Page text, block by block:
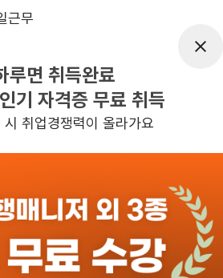
근무
: 일일3시간, 주5일, 구체적인 시간
신과 협의, 주 5일 근무
일자리정보 더보기
이내의 일자리 확인하기
루면 취득완료
기 자격증 무료 취득
취업경쟁력이 올라가요